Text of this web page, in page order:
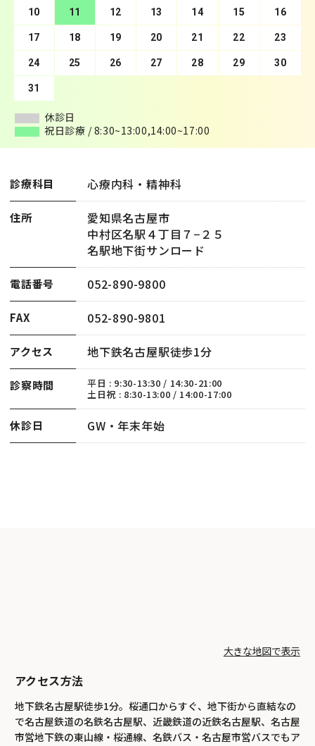
10 11 12 13 14 15 16
17 18 19 20 21 22 23
24 25 26 27 28 29 30
31
休診日
祝日診療 / 8:30~13:00,14:00~17:00
14 15 16 17 18 19 20
21 22 23 24 25 26 27
28 29 30
休診日
祝日診療 / 8:30~13:00,14:00~17:00
診療科目 心療内科・精神科
住所
愛知県名古屋市
中村区名駅４丁目７−２５
名駅地下街サンロード
電話番号 052-890-9800
FAX 052-890-9801
アクセス 地下鉄名古屋駅徒歩1分
診察時間
平日 : 9:30-13:30 / 14:30-21:00
土日祝 : 8:30-13:00 / 14:00-17:00
休診日 GW・年末年始
アクセス方法
地下鉄名古屋駅徒歩1分。桜通口からすぐ、地下街から直結なの
で名古屋鉄道の名鉄名古屋駅、近畿鉄道の近鉄名古屋駅、名古屋
市営地下鉄の東山線・桜通線、名鉄バス・名古屋市営バスでもア
大きな地図で表示